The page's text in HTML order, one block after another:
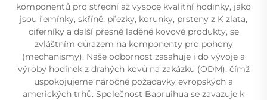
komponentů pro střední až vysoce kvalitní hodinky, jako
jsou řemínky, skříně, přezky, korunky, prsteny z K zlata,
ciferníky a další přesně laděné kovové produkty, se
zvláštním důrazem na komponenty pro pohony
(mechanismy). Naše odbornost zasahuje i do vývoje a
výroby hodinek z drahých kovů na zakázku (ODM), čímž
uspokojujeme náročné požadavky evropských a
amerických trhů. Společnost Baoruihua se zavazuje k